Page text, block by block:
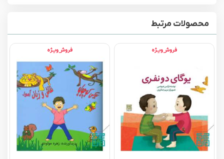
محصولات مرتبط